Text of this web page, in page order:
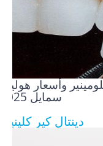
وأسعار هوليود
سمايل 2025
دينتال كير كلينيك